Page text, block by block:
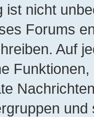
ist nicht
Forums
Auf